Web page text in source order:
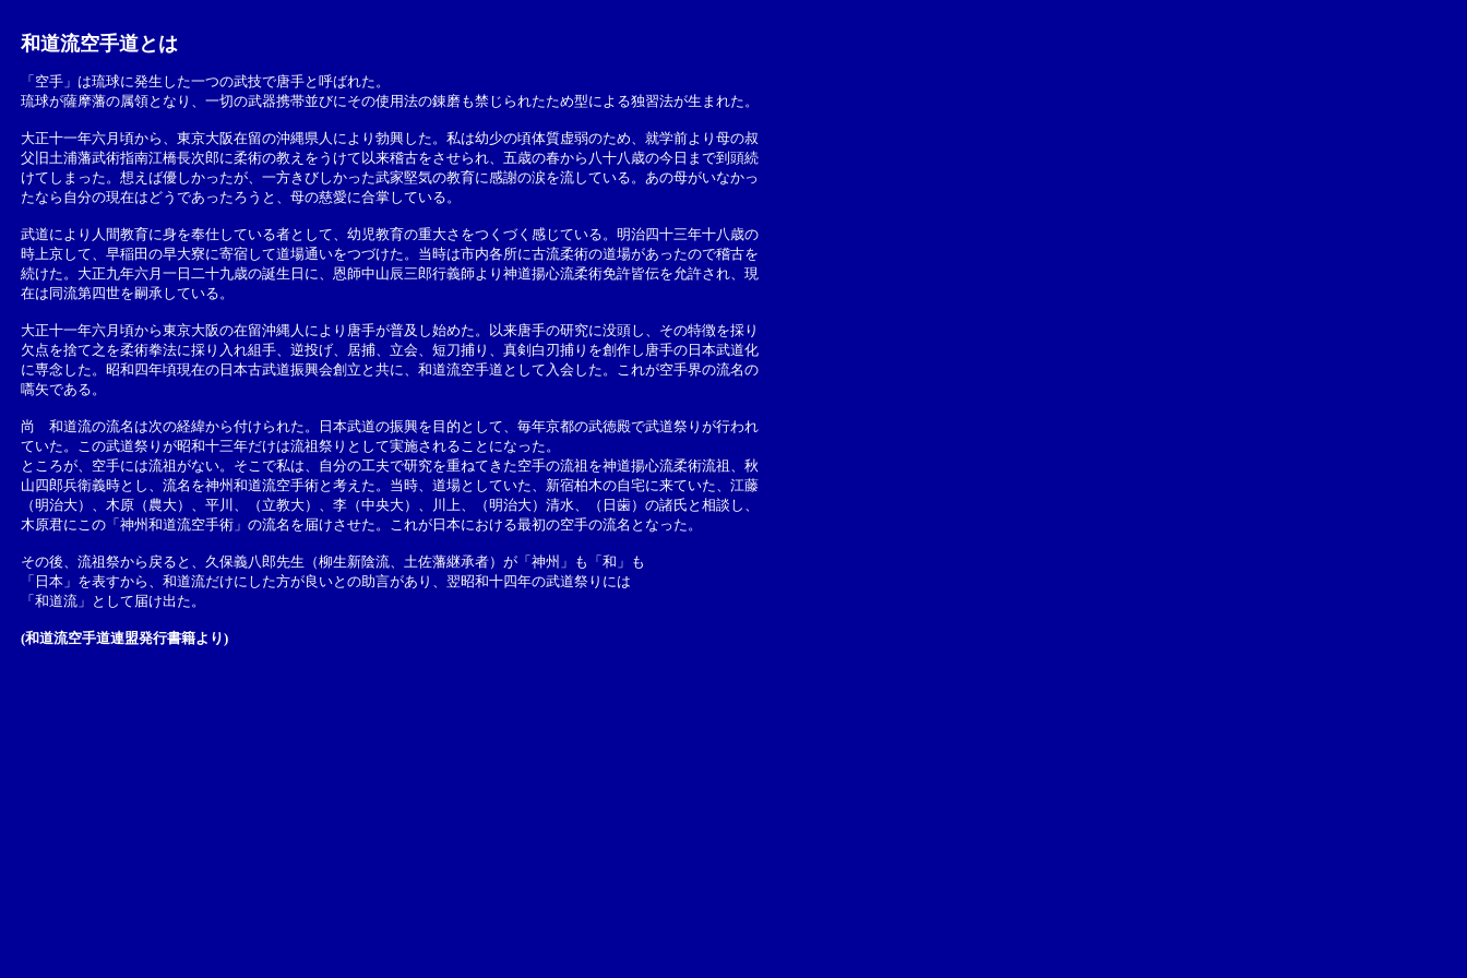
和道流空手道とは
「空手」は琉球に発生した一つの武技で唐手と呼ばれた。
琉球が薩摩藩の属領となり、一切の武器携帯並びにその使用法の錬磨も禁じられたため型による独習法が生まれた。
大正十一年六月頃から、東京大阪在留の沖縄県人により勃興した。私は幼少の頃体質虚弱のため、就学前より母の叔
父旧土浦藩武術指南江橋長次郎に柔術の教えをうけて以来稽古をさせられ、五歳の春から八十八歳の今日まで到頭続
けてしまった。想えば優しかったが、一方きびしかった武家堅気の教育に感謝の涙を流している。あの母がいなかっ
たなら自分の現在はどうであったろうと、母の慈愛に合掌している。
武道により人間教育に身を奉仕している者として、幼児教育の重大さをつくづく感じている。明治四十三年十八歳の
時上京して、早稲田の早大寮に寄宿して道場通いをつづけた。当時は市内各所に古流柔術の道場があったので稽古を
続けた。大正九年六月一日二十九歳の誕生日に、恩師中山辰三郎行義師より神道揚心流柔術免許皆伝を允許され、現
在は同流第四世を嗣承している。
大正十一年六月頃から東京大阪の在留沖縄人により唐手が普及し始めた。以来唐手の研究に没頭し、その特徴を採り
欠点を捨て之を柔術拳法に採り入れ組手、逆投げ、居捕、立会、短刀捕り、真剣白刃捕りを創作し唐手の日本武道化
に専念した。昭和四年頃現在の日本古武道振興会創立と共に、和道流空手道として入会した。これが空手界の流名の
嚆矢である。
尚 和道流の流名は次の経緯から付けられた。日本武道の振興を目的として、毎年京都の武徳殿で武道祭りが行われ
ていた。この武道祭りが昭和十三年だけは流祖祭りとして実施されることになった。
ところが、空手には流祖がない。そこで私は、自分の工夫で研究を重ねてきた空手の流祖を神道揚心流柔術流祖、秋
山四郎兵衛義時とし、流名を神州和道流空手術と考えた。当時、道場としていた、新宿柏木の自宅に来ていた、江藤
（明治大）、木原（農大）、平川、（立教大）、李（中央大）、川上、（明治大）清水、（日歯）の諸氏と相談し、
木原君にこの「神州和道流空手術」の流名を届けさせた。これが日本における最初の空手の流名となった。
その後、流祖祭から戻ると、久保義八郎先生（柳生新陰流、土佐藩継承者）が「神州」も「和」も
「日本」を表すから、和道流だけにした方が良いとの助言があり、翌昭和十四年の武道祭りには
「和道流」として届け出た。
(和道流空手道連盟発行書籍より)